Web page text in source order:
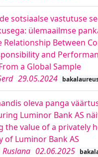
sotsiaalse vastutuse
ülemaailmse
Relationship Between
and
a Global Sample
29.05.2024
oleva panga
Luminor Bank AS
the value of a privately
of Luminor Bank AS
02.06.2025